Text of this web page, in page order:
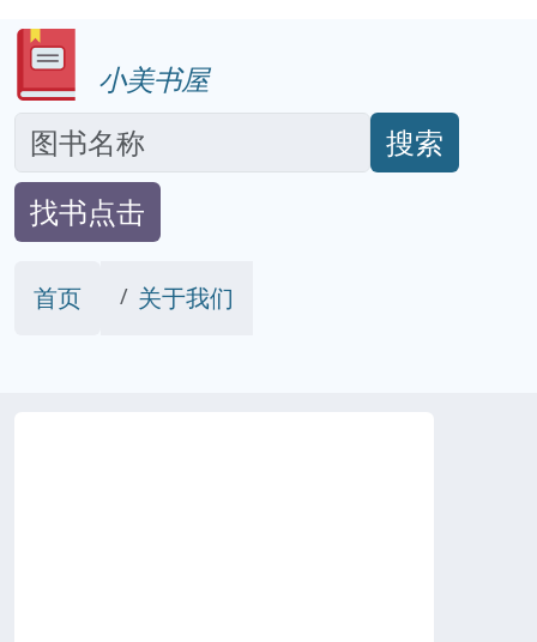
小美书屋
搜索
找书点击
首页 关于我们